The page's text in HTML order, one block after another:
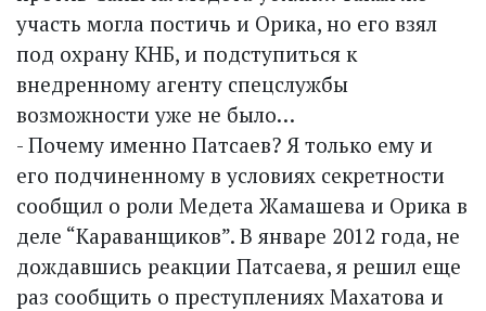
участь могла постичь и Орика, но его взял
под охрану КНБ, и подступиться к
внедренному агенту спецслужбы
возможности уже не было…
- Почему именно Патсаев? Я только ему и
его подчиненному в условиях секретности
сообщил о роли Медета Жамашева и Орика в
деле “Караванщиков”. В январе 2012 года, не
дождавшись реакции Патсаева, я решил еще
раз сообщить о преступлениях Махатова и